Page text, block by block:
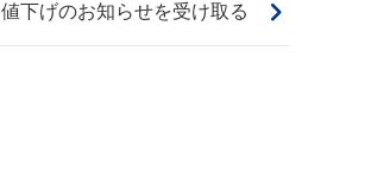
値下げのお知らせを受け取る